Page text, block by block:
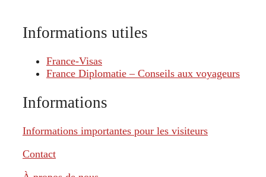
Informations utiles
France-Visas
France Diplomatie – Conseils aux voyageurs
Informations
Informations importantes pour les visiteurs
Contact